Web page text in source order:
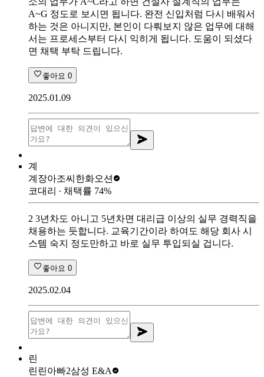
A~G 정도로 보시면 됩니다. 완전 신입처럼 다시 배워서
하는 것은 아니지만, 본인이 다뤄보지 않은 업무에 대해
서는 프로세스부터 다시 익히게 됩니다. 도움이 되셨다
면 채택 부탁 드립니다.
좋아요 0
2025.01.09
계
계장아조씨 한화오션
코대리 ∙ 채택률 74%
2 3년차도 아니고 5년차면 대리급 이상의 실무 경력직을
채용하는 듯합니다. 교육기간이라 하여도 해당 회사 시
스템 숙지 정도만하고 바로 실무 투입되실 겁니다.
좋아요 0
2025.02.04
린
린린아빠2삼성 E&A